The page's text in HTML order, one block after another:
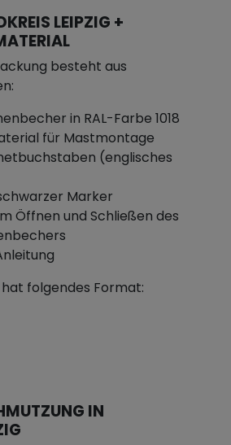
LEIPZIG +
besteht aus
in RAL-Farbe 1018
für Mastmontage
(englisches
Marker
Öffnen und Schließen des
folgendes Format:
IN